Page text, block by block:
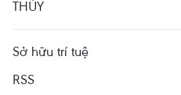
THỦY
Sở hữu trí tuệ
RSS